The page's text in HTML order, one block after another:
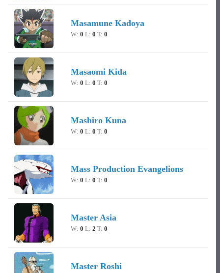
Masamune Kadoya
W: 0 L: 0 T: 0
Masaomi Kida
W: 0 L: 0 T: 0
Mashiro Kuna
W: 0 L: 0 T: 0
Mass Production Evangelions
W: 0 L: 0 T: 0
Master Asia
W: 0 L: 2 T: 0
Master Roshi